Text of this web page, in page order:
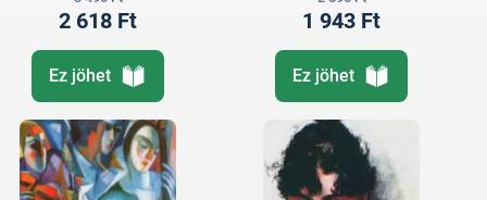
2 618 Ft
Ez jöhet
1 943 Ft
Ez jöhet